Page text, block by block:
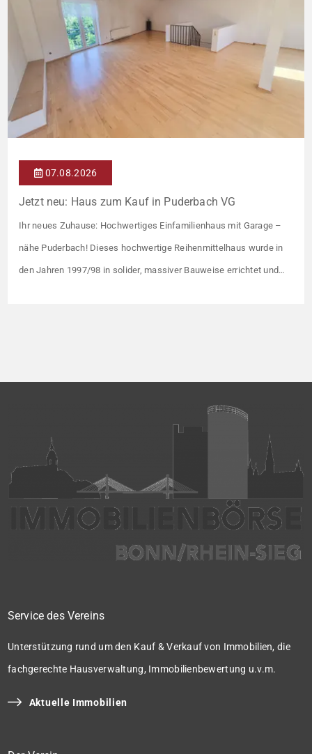
07.08.2026
Jetzt neu: Haus zum Kauf in Puderbach VG
Ihr neues Zuhause: Hochwertiges Einfamilienhaus mit Garage –
nähe Puderbach! Dieses hochwertige Reihenmittelhaus wurde in
den Jahren 1997/98 in solider, massiver Bauweise errichtet und
Service des Vereins
Unterstützung rund um den Kauf & Verkauf von Immobilien, die
fachgerechte Hausverwaltung, Immobilienbewertung u.v.m.
Aktuelle Immobilien